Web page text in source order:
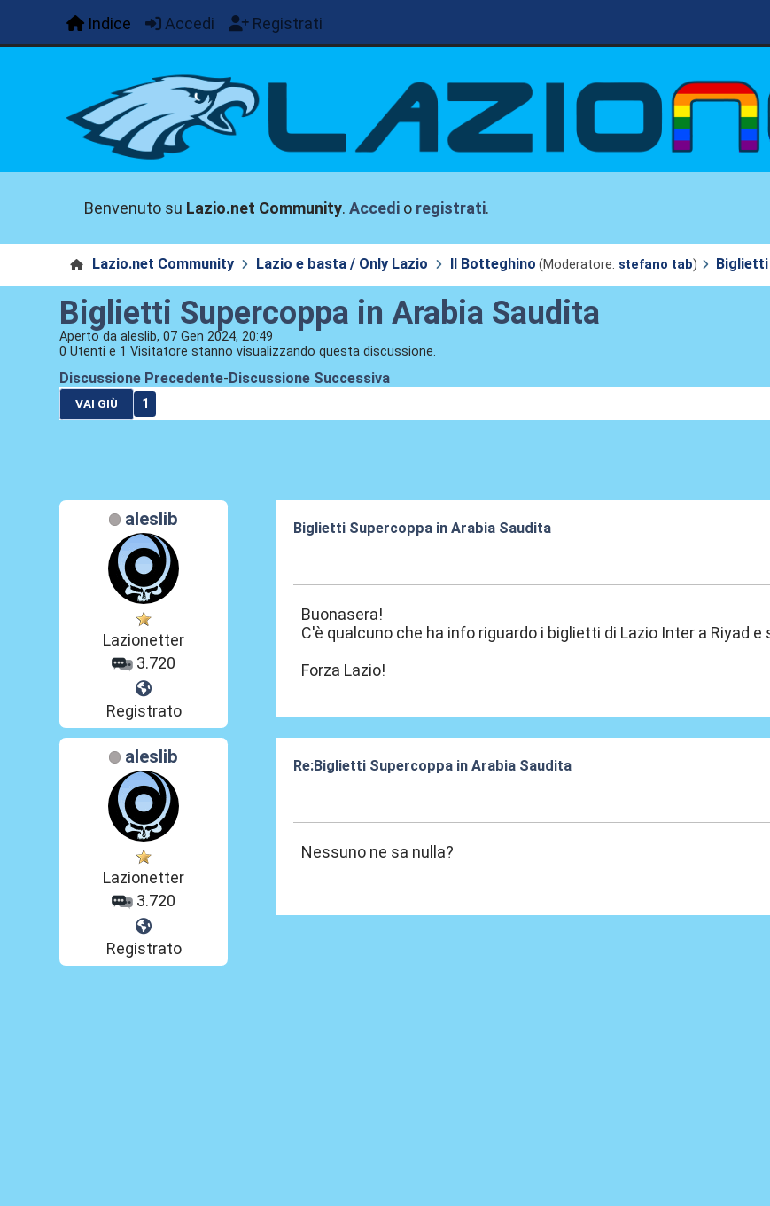
Indice Accedi Registrati
Benvenuto su Lazio.net Community.Accedi o registrati.
Lazio.net Community Lazio e basta / Only Lazio Il Botteghino (Moderatore: stefano tab)
Biglietti Supercoppa in Arabia Saudita
Aperto da aleslib, 07 Gen 2024, 20:49
0 Utenti e 1 Visitatore stanno visualizzando questa discussione.
Discussione Precedente- Discussione Successiva
VAI GIÙ 1
aleslib
Lazionetter
3.720
Registrato
Biglietti Supercoppa in Arabia Saudita
Buonasera!
C'è qualcuno che ha info riguardo i biglietti di Lazio Inter a Riyad
Forza Lazio!
aleslib
Lazionetter
3.720
Registrato
Re:Biglietti Supercoppa in Arabia Saudita
Nessuno ne sa nulla?